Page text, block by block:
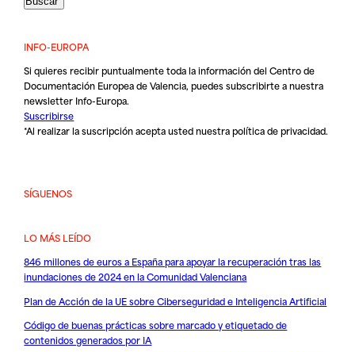
INFO-EUROPA
Si quieres recibir puntualmente toda la información del Centro de
Documentación Europea de Valencia, puedes subscribirte a nuestra
newsletter Info-Europa.
Suscribirse
*Al realizar la suscripción acepta usted nuestrapolítica de privacidad.
SÍGUENOS
LO MÁS LEÍDO
846 millones de euros a España para apoyar la recuperación tras las
inundaciones de 2024 en la Comunidad Valenciana
Plan de Acción de la UE sobre Ciberseguridad e Inteligencia Artificial
Código de buenas prácticas sobre marcado y etiquetado de
contenidos generados por IA